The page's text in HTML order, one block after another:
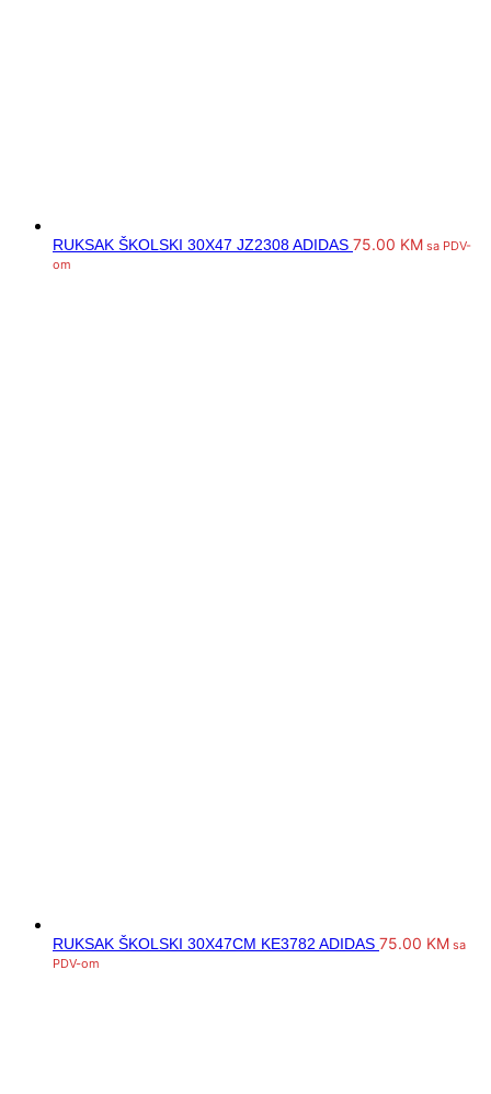
RUKSAK ŠKOLSKI 30X47 JZ2308 ADIDAS 75.00 KM sa PDV-
om
RUKSAK ŠKOLSKI 30X47CM KE3782 ADIDAS 75.00 KM sa
PDV-om